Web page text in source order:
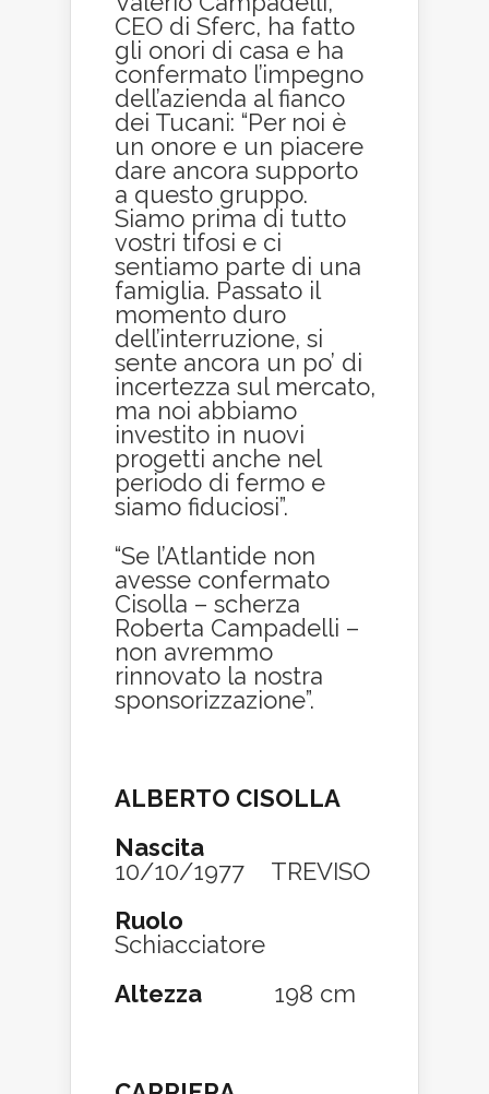
CEO di Sferc, ha fatto
gli onori di casa e ha
confermato l’impegno
dell’azienda al fianco
dei Tucani: “Per noi è
un onore e un piacere
dare ancora supporto
a questo gruppo.
Siamo prima di tutto
vostri tifosi e ci
sentiamo parte di una
famiglia. Passato il
momento duro
dell’interruzione, si
sente ancora un po’ di
incertezza sul mercato,
ma noi abbiamo
investito in nuovi
progetti anche nel
periodo di fermo e
siamo fiduciosi”.
“Se l’Atlantide non
avesse confermato
Cisolla – scherza
Roberta Campadelli –
non avremmo
rinnovato la nostra
sponsorizzazione”.
ALBERTO CISOLLA
Nascita
10/10/1977 TREVISO
Ruolo
Schiacciatore
Altezza 198 cm